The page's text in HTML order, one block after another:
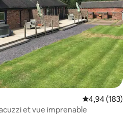
Évaluation
4,94 (183)
et vue imprenable